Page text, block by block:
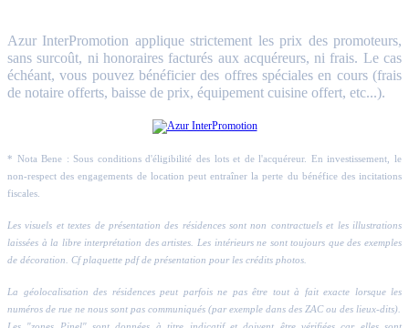
Azur InterPromotion applique strictement les prix des promoteurs,
sans surcoût, ni honoraires facturés aux acquéreurs, ni frais. Le cas
échéant, vous pouvez bénéficier des offres spéciales en cours (frais
de notaire offerts, baisse de prix, équipement cuisine offert, etc...).
* Nota Bene : Sous conditions d'éligibilité des lots et de l'acquéreur. En investissement, le
non-respect des engagements de location peut entraîner la perte du bénéfice des incitations
fiscales.
Les visuels et textes de présentation des résidences sont non contractuels et les illustrations
laissées à la libre interprétation des artistes. Les intérieurs ne sont toujours que des exemples
de décoration. Cf plaquette pdf de présentation pour les crédits photos.
La géolocalisation des résidences peut parfois ne pas être tout à fait exacte lorsque les
numéros de rue ne nous sont pas communiqués (par exemple dans des ZAC ou des lieux-dits).